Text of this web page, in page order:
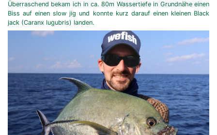
Überraschend bekam ich in ca. 80m Wassertiefe in Grundnähe einen
Biss auf einen slow jig und konnte kurz darauf einen kleinen Black
jack (Caranx lugubris) landen.